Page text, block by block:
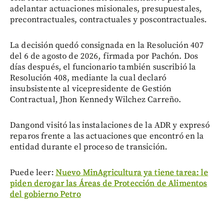
adelantar actuaciones misionales, presupuestales,
precontractuales, contractuales y poscontractuales.
La decisión quedó consignada en la Resolución 407
del 6 de agosto de 2026, firmada por Pachón. Dos
días después, el funcionario también suscribió la
Resolución 408, mediante la cual declaró
insubsistente al vicepresidente de Gestión
Contractual, Jhon Kennedy Wilchez Carreño.
Dangond visitó las instalaciones de la ADR y expresó
reparos frente a las actuaciones que encontró en la
entidad durante el proceso de transición.
Puede leer: Nuevo MinAgricultura ya tiene tarea: le
piden derogar las Áreas de Protección de Alimentos
del gobierno Petro